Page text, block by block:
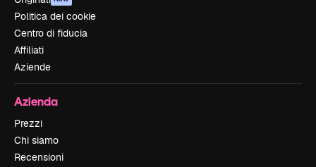
Politica dei cookie
Centro di fiducia
Affiliati
Aziende
Azienda
Prezzi
Chi siamo
Recensioni